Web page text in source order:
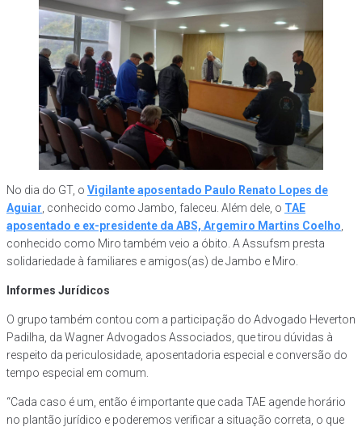
No dia do GT, o Vigilante aposentado Paulo Renato Lopes de
Aguiar , conhecido como Jambo, faleceu. Além dele, o TAE
aposentado e ex-presidente da ABS, Argemiro Martins Coelho
conhecido como Miro também veio a óbito. A Assufsm presta
solidariedade à familiares e amigos(as) de Jambo e Miro.
Informes Jurídicos
O grupo também contou com a participação do Advogado Heverton
Padilha, da Wagner Advogados Associados, que tirou dúvidas à
respeito da periculosidade, aposentadoria especial e conversão do
tempo especial em comum.
“Cada caso é um, então é importante que cada TAE agende horário
no plantão jurídico e poderemos verificar a situação correta, o que